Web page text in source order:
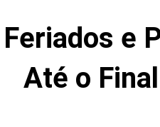
Feriados e
Até o